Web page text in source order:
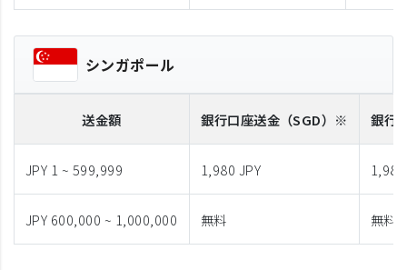
シンガポール
送金額 銀行口座送金 （SGD）※ 銀行
JPY 1 ~ 599,999 1,980 JPY
JPY 600,000 ~ 1,000,000 無料 無料